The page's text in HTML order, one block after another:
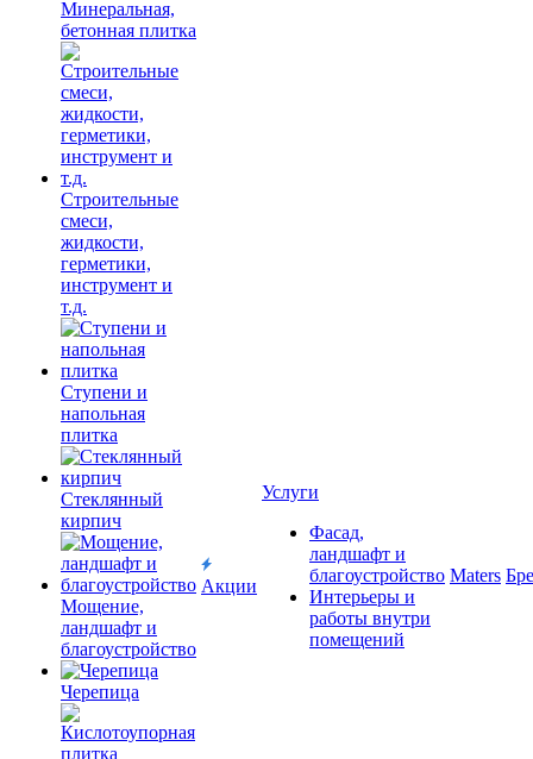
Минеральная,
бетонная плитка
Строительные
смеси,
жидкости,
герметики,
инструмент и
т.д.
Ступени и
напольная
плитка
Cтеклянный
кирпич
Мощение,
ландшафт и
благоустройство
Черепица
Акции
Услуги
Фасад,
ландшафт и
благоустройство
Интерьеры и
работы внутри
помещений
Maters